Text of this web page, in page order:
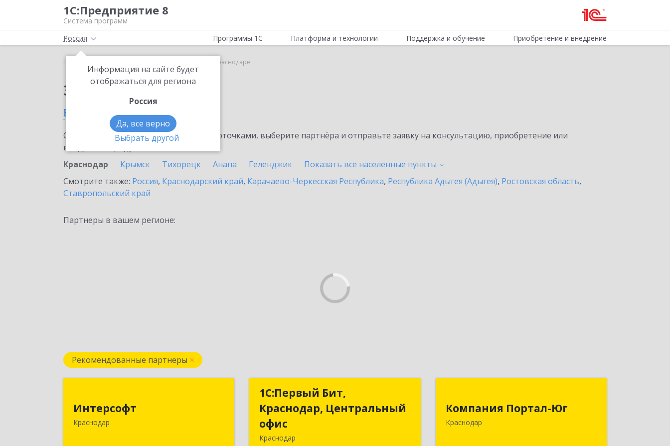
1С:Предприятие 8
Система программ
Россия
Информация на сайте будет
отображаться для региона
Россия
Да, все верно
Выбрать другой
Программы 1С Платформа и технологии Поддержка и обучение Приобретение и внедрение
Главная 1С:Share в Краснодаре
Заказать 1С:Share
в Краснодаре
Ознакомьтесь с информационными карточками, выберите партнёра и отправьте заявку на консультацию, приобретение или
внедрение продукта.
Краснодар
Крымск Тихорецк Анапа Геленджик Показать все населенные пункты
Смотрите также: Россия, Краснодарский край, Карачаево-Черкесская Республика, Республика Адыгея (Адыгея), Ростовская область,
Ставропольский край
Партнеры в вашем регионе:
Рекомендованные партнеры
Интерсофт
Краснодар
350020, Краснодарский край,
Краснодар г, Рашпилевская ул, дом №
1С:Первый Бит,
Краснодар, Центральный
офис
Краснодар
1С:Первый Бит,
Краснодар, Центральный
Компания Портал-Юг
Краснодар
350015, Краснодарский край,
Краснодар г, Путевая ул, дом № 1,